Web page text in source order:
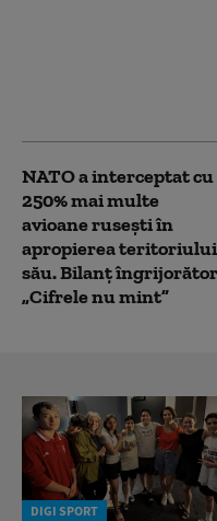
NATO a interceptat cu
250% mai multe
avioane rusești în
apropierea teritoriului
său. Bilanț
„Cifrele nu mint”
DIGI SPORT